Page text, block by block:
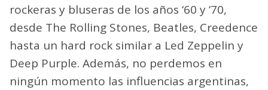
rockeras y bluseras de los años ‘60 y ‘70,
desde The Rolling Stones, Beatles, Creedence
hasta un hard rock similar a Led Zeppelin y
Deep Purple. Además, no perdemos en
ningún momento las influencias argentinas,